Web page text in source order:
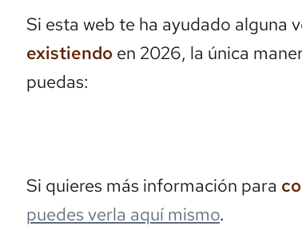
Si esta web te ha ayudado alguna
existiendo en 2026, la única
puedas:
Si quieres más información para
puedes verla aquí mismo.